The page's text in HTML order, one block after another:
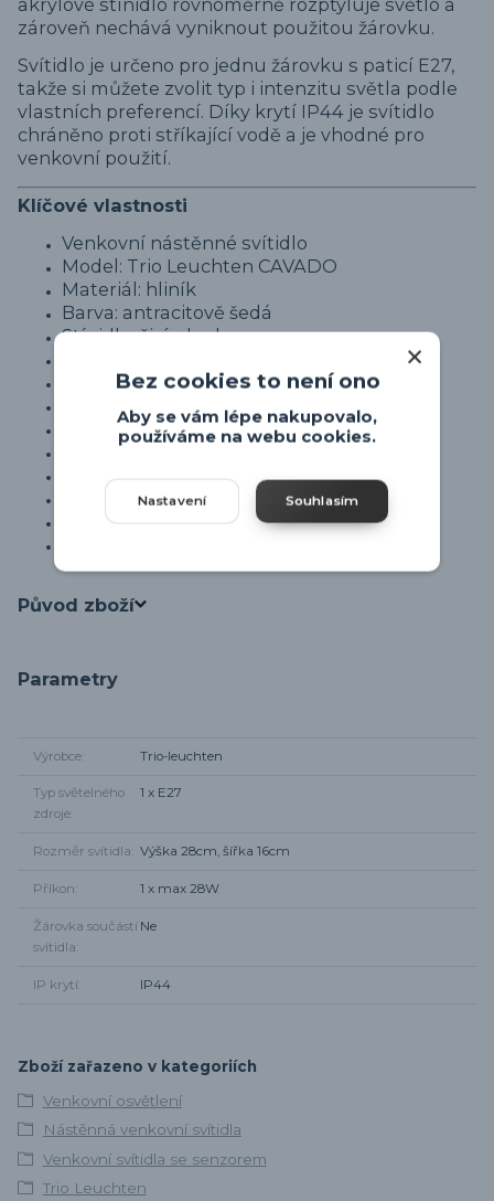
zároveň nechává vyniknout použitou žárovku.
Svítidlo je určeno pro jednu žárovku s paticí E27,
takže si můžete zvolit typ i intenzitu světla podle
vlastních preferencí. Díky krytí IP44 je svítidlo
chráněno proti stříkající vodě a je vhodné pro
venkovní použití.
Klíčové vlastnosti
Venkovní nástěnné svítidlo
Model: Trio Leuchten CAVADO
Materiál: hliník
Barva: antracitově šedá
Stínidlo: čirý akryl
Nastavitelná doba svícení: 10 s – 7 min
Snímací úhel: 120°
Dosah senzoru: až 8 m
Patice: 1× E27
Žárovka není součástí balení
Krytí: IP44
Výška: 28 cm
Původ zboží
Parametry
Výrobce Trio-leuchten
Typ světelného
zdroje
1 x E27
Rozměr svítidla Výška 28cm, šířka 16cm
Příkon 1 x max 28W
Žárovka součástí
svítidla
Ne
IP krytí IP44
Zboží zařazeno v kategoriích
Venkovní osvětlení
Nástěnná venkovní svítidla
Venkovní svítidla se senzorem
Trio Leuchten
Bez cookies to není ono
Aby se vám lépe nakupovalo,
používáme na webu cookies.
Nastavení Souhlasím